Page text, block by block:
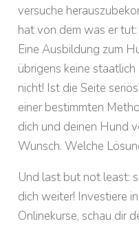
versuche
hat von dem was er
Eine Ausbildung zum
übrigens keine
nicht! Ist die Seite
einer bestimmten
dich und deinen Hund
Wunsch. Welche
Und last but not least:
dich weiter! Investiere
Onlinekurse, schau dir